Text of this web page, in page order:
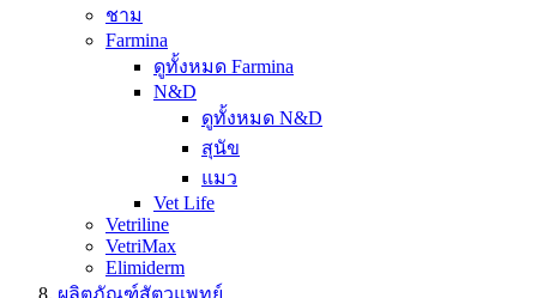
ชาม
Farmina
ดูทั้งหมด Farmina
N&D
ดูทั้งหมด N&D
สุนัข
แมว
Vet Life
Vetriline
VetriMax
Elimiderm
ผลิตภัณฑ์สัตวแพทย์